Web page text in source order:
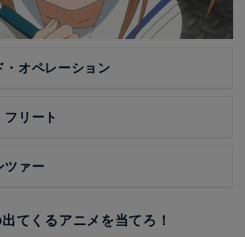
・オペレーション
リート
ツァー
てくるアニメを当てろ！